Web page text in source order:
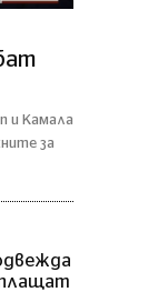
и Камала
за